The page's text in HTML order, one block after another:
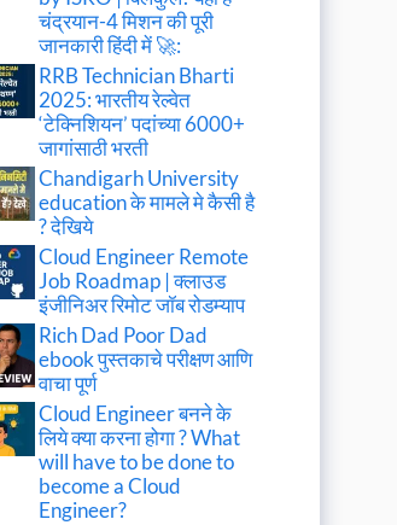
चंद्रयान-4 मिशन की पूरी
जानकारी हिंदी में 🚀:
RRB Technician Bharti
2025: भारतीय रेल्वेत
‘टेक्निशियन’ पदांच्या 6000+
जागांसाठी भरती
Chandigarh University
education के मामले मे कैसी है
? देखिये
Cloud Engineer Remote
Job Roadmap | क्लाउड
इंजीनिअर रिमोट जॉब रोडम्याप
Rich Dad Poor Dad
ebook पुस्तकाचे परीक्षण आणि
वाचा पूर्ण
Cloud Engineer बनने के
लिये क्या करना होगा ? What
will have to be done to
become a Cloud
Engineer?